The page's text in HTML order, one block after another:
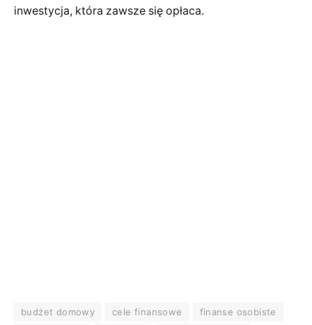
inwestycja, która zawsze się opłaca.
budżet domowy cele finansowe finanse osobiste